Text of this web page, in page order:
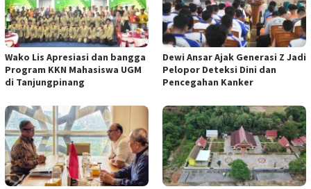
Wako Lis Apresiasi dan bangga
Program KKN Mahasiswa UGM
di Tanjungpinang
Dewi Ansar Ajak Generasi Z Jadi
Pelopor Deteksi Dini dan
Pencegahan Kanker